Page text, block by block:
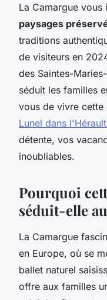
La Camargue
paysages
traditions
de visiteurs en
des Saintes-
séduit les familles
vous de vivre
Lunel dans l'Hérault
détente, vos
inoubliables.
Pourquoi
séduit-elle
La Camargue
en Europe, où se
ballet naturel
offre aux familles